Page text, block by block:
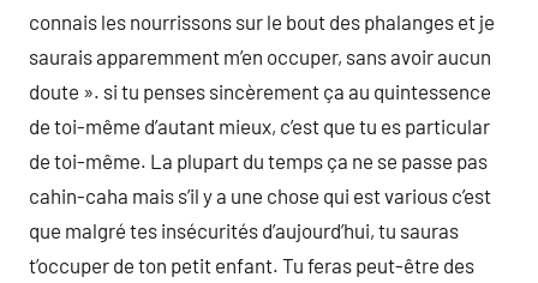
connais les nourrissons sur le bout des phalanges et je
saurais apparemment m’en occuper, sans avoir aucun
doute ». si tu penses sincèrement ça au quintessence
de toi-même d’autant mieux, c’est que tu es particular
de toi-même. La plupart du temps ça ne se passe pas
cahin-caha mais s’il y a une chose qui est various c’est
que malgré tes insécurités d’aujourd’hui, tu sauras
t’occuper de ton petit enfant. Tu feras peut-être des